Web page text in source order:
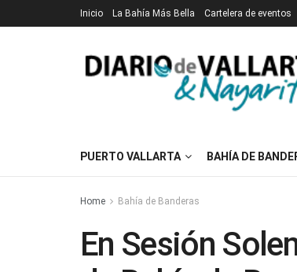
Inicio La Bahía Más Bella Cartelera de eventos
PUERTO VALLARTA BAHÍA DE
Home Bahía de Banderas
En Sesión